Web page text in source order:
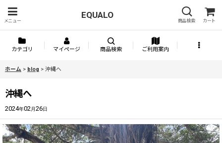
メニュー
EQUALO
商品検索 カート
カテゴリ マイページ 商品検索 ご利用案内
ホーム > blog > 沖縄へ
沖縄へ
2024年02月26日